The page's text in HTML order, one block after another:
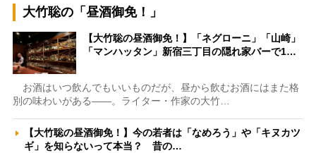
大竹聡の「昼酒御免！」
【大竹聡の昼酒御免！】「ネグローニ」「山崎」
「マンハッタン」新宿三丁目の隠れ家バーで1…
お酒はいつ飲んでもいいものだが、昼から飲むお酒にはまた格
別の味わいがある――。ライター・作家の大竹…
【大竹聡の昼酒御免！】今の若者は「なめろう」や「キヌカツ
ギ」を知らないって本当？ 昔の…